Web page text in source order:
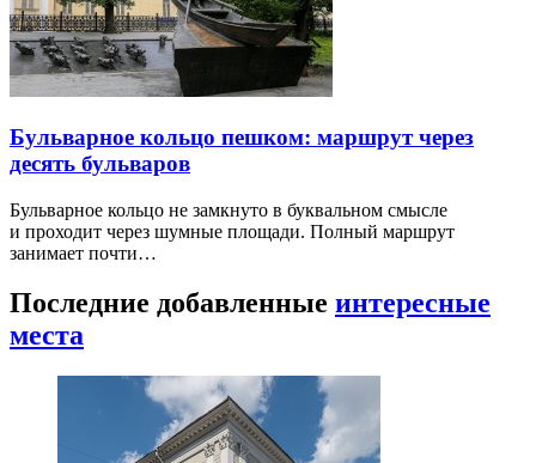
Бульварное кольцо пешком: маршрут через
десять бульваров
Бульварное кольцо не замкнуто в буквальном смысле
и проходит через шумные площади. Полный маршрут
занимает почти…
Последние добавленные интересные
места